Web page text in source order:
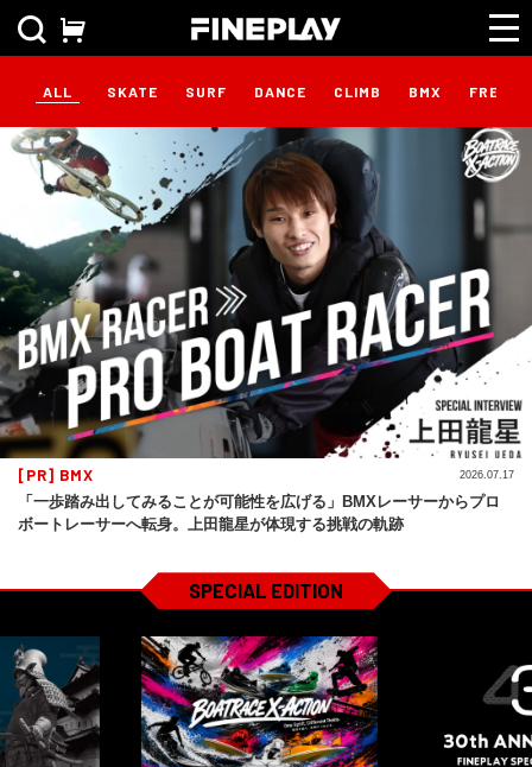
ALL SKATE SURF DANCE CLIMB BMX
[PR] BMX
「一歩踏み出してみることが可能性を広げる」BMXレーサーからプロ
ボートレーサーへ転身。上田龍星が体現する挑戦の軌跡
2026.07.17
SPECIAL EDITION